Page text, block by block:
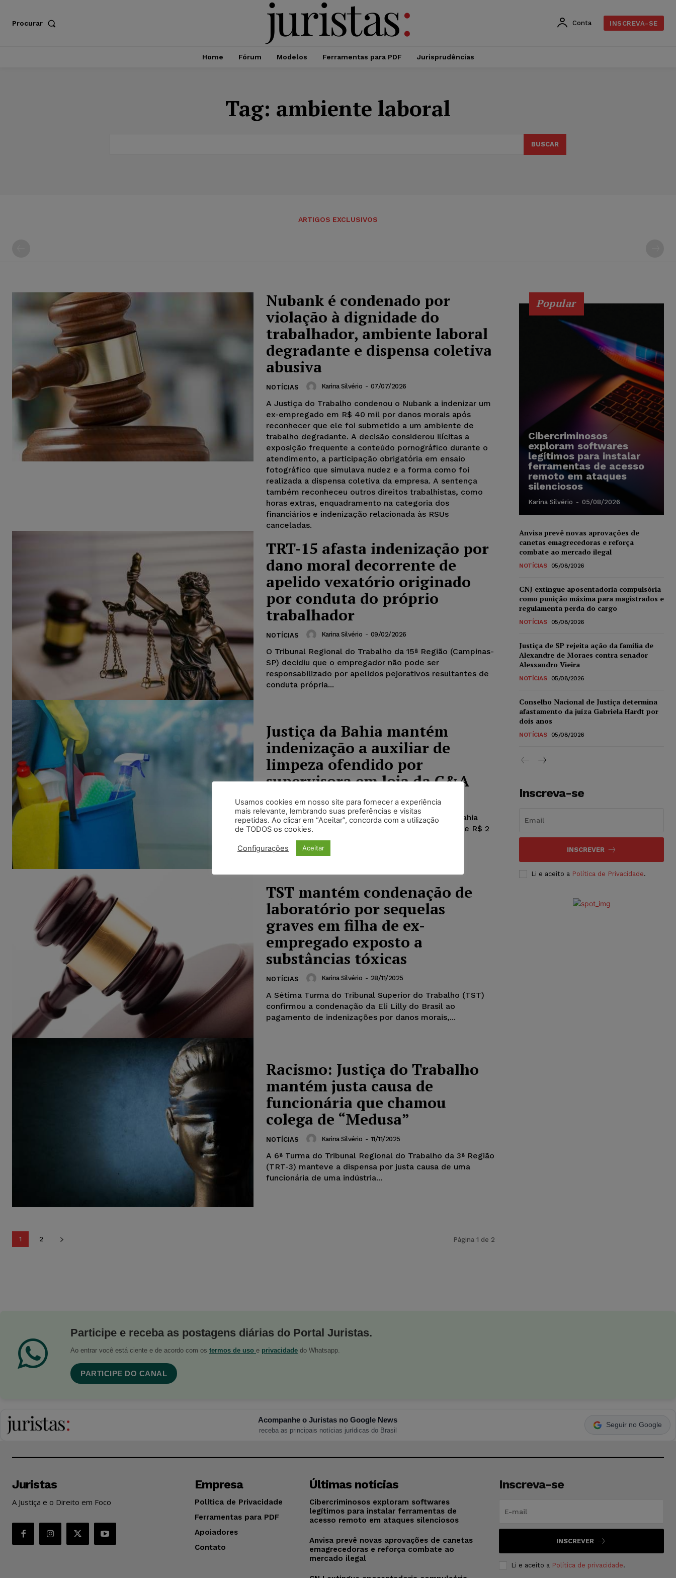
Procurar Conta INSCREVA-SE
Home Fórum Modelos Ferramentas para PDF Jurisprudências
Tag: ambiente laboral
BUSCAR
ARTIGOS EXCLUSIVOS
Nubank é condenado por
violação à dignidade do
trabalhador, ambiente laboral
degradante e dispensa coletiva
abusiva
NOTÍCIAS Karina Silvério - 07/07/2026
A Justiça do Trabalho condenou o Nubank a indenizar um
ex-empregado em R$ 40 mil por danos morais após
reconhecer que ele foi submetido a um ambiente de
trabalho degradante. A decisão considerou ilícitas a
exposição frequente a conteúdo pornográfico durante o
atendimento, a participação obrigatória em ensaio
fotográfico que simulava nudez e a forma como foi
realizada a dispensa coletiva da empresa. A sentença
também reconheceu outros direitos trabalhistas, como
horas extras, enquadramento na categoria dos
financiários e indenização relacionada às RSUs
canceladas.
TRT-15 afasta indenização por
dano moral decorrente de
apelido vexatório originado
por conduta do próprio
trabalhador
NOTÍCIAS Karina Silvério - 09/02/2026
O Tribunal Regional do Trabalho da 15ª Região (Campinas-
SP) decidiu que o empregador não pode ser
responsabilizado por apelidos pejorativos resultantes de
conduta própria...
Justiça da Bahia mantém
indenização a auxiliar de
limpeza ofendido por
supervisora em loja da C&A
DIREITO TRABALHISTA Karina Silvério - 15/12/2025
A 5ª Turma do Tribunal Regional do Trabalho da Bahia
(TRT-BA) manteve a condenação ao pagamento de R$ 2
mil por danos morais a...
TST mantém condenação de
laboratório por sequelas
graves em filha de ex-
empregado exposto a
substâncias tóxicas
NOTÍCIAS Karina Silvério - 28/11/2025
A Sétima Turma do Tribunal Superior do Trabalho (TST)
confirmou a condenação da Eli Lilly do Brasil ao
pagamento de indenizações por danos morais,...
Racismo: Justiça do Trabalho
mantém justa causa de
funcionária que chamou
colega de “Medusa”
NOTÍCIAS Karina Silvério - 11/11/2025
A 6ª Turma do Tribunal Regional do Trabalho da 3ª Região
(TRT-3) manteve a dispensa por justa causa de uma
funcionária de uma indústria...
1 2 Página 1 de 2
Popular
Cibercriminosos
exploram softwares
legítimos para instalar
ferramentas de acesso
remoto em ataques
silenciosos
Karina Silvério - 05/08/2026
Anvisa prevê novas aprovações de
canetas emagrecedoras e reforça
combate ao mercado ilegal
NOTÍCIAS 05/08/2026
CNJ extingue aposentadoria compulsória
como punição máxima para magistrados e
regulamenta perda do cargo
NOTÍCIAS 05/08/2026
Justiça de SP rejeita ação da família de
Alexandre de Moraes contra senador
Alessandro Vieira
NOTÍCIAS 05/08/2026
Conselho Nacional de Justiça determina
afastamento da juíza Gabriela Hardt por
dois anos
NOTÍCIAS 05/08/2026
Inscreva-se
INSCREVER
Li e aceito a Política de Privacidade.
Participe e receba as postagens diárias do Portal Juristas.
Ao entrar você está ciente e de acordo com os termos de uso e privacidade do Whatsapp.
PARTICIPE DO CANAL
Acompanhe o Juristas no Google News
receba as principais notícias jurídicas do Brasil
Seguir no Google
Juristas
A Justiça e o Direito em Foco
Empresa
Política de Privacidade
Ferramentas para PDF
Apoiadores
Contato
Últimas notícias
Cibercriminosos exploram softwares
legítimos para instalar ferramentas de
acesso remoto em ataques silenciosos
Anvisa prevê novas aprovações de canetas
emagrecedoras e reforça combate ao
mercado ilegal
Inscreva-se
INSCREVER
Li e aceito a Política de privacidade.
Usamos cookies em nosso site para fornecer a experiência
mais relevante, lembrando suas preferências e visitas
repetidas. Ao clicar em “Aceitar”, concorda com a utilização
de TODOS os cookies.
Configurações Aceitar